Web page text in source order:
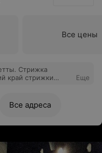
Все цены
Стрижка
край стрижки
Еще
Все адреса